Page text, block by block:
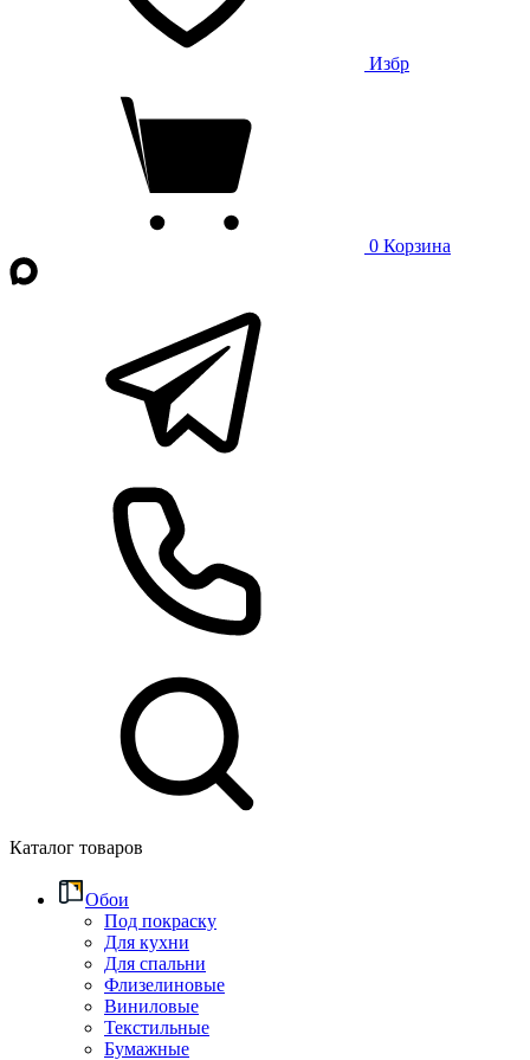
Избр
0 Корзина
Каталог товаров
Обои
Под покраску
Для кухни
Для спальни
Флизелиновые
Виниловые
Текстильные
Бумажные